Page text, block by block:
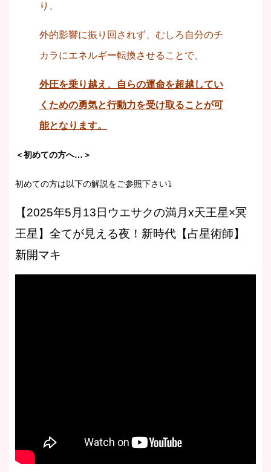
り、
外的影響に振り回されず、むしろ自分のチ
カラにエネルギー転換させることで、
外圧を乗り越え、自らの運命を超越してい
くための勇気と行動力を受け取ることが可
能となります。
＜初めての方へ…＞
初めての方は以下の解説をご参照下さい⤵
【2025年5月13日ウエサクの満月x天王星×冥
王星】全てが見える夜！新時代【占星術師】
新開マキ